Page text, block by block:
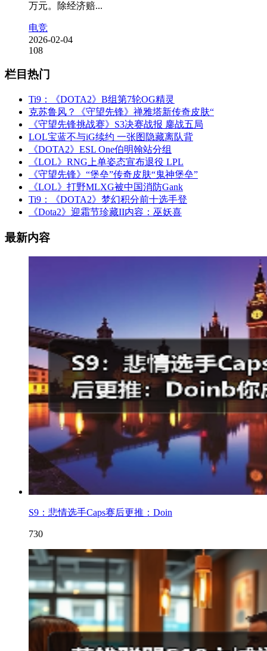
万元。除经济赔...
电竞
2026-02-04
108
栏目热门
Ti9：《DOTA2》B组第7轮OG精灵
克苏鲁风？《守望先锋》禅雅塔新传奇皮肤“
《守望先锋挑战赛》S3决赛战报 鏖战五局
LOL宝蓝不与iG续约 一张图隐藏离队背
《DOTA2》ESL One伯明翰站分组
《LOL》RNG上单姿态宣布退役 LPL
《守望先锋》“堡垒”传奇皮肤“鬼神堡垒”
《LOL》打野MLXG被中国消防Gank
Ti9：《DOTA2》梦幻积分前十选手登
《Dota2》迎霜节珍藏II内容：巫妖喜
最新内容
S9：悲情选手Caps赛后更推：Doin
730